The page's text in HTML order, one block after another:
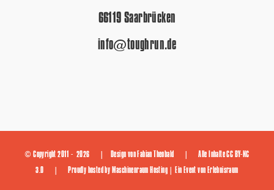
66119 Saarbrücken
info@toughrun.de
© Copyright 2011 - 2026 | Design von Fabian Theobald | Alle InhalteCC BY-NC
3.0 | Proudly hosted by Maschinenraum Hosting | Ein Event von Erlebnisraum